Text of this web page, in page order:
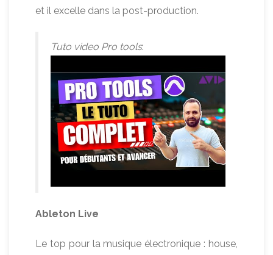
et il excelle dans la post-production.
Tuto video Pro tools:
Ableton Live
Le top pour la musique électronique : house,